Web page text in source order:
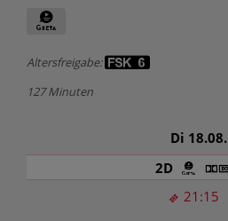
Altersfreigabe:
127 Minuten
Di 18.08.
21:15
2D